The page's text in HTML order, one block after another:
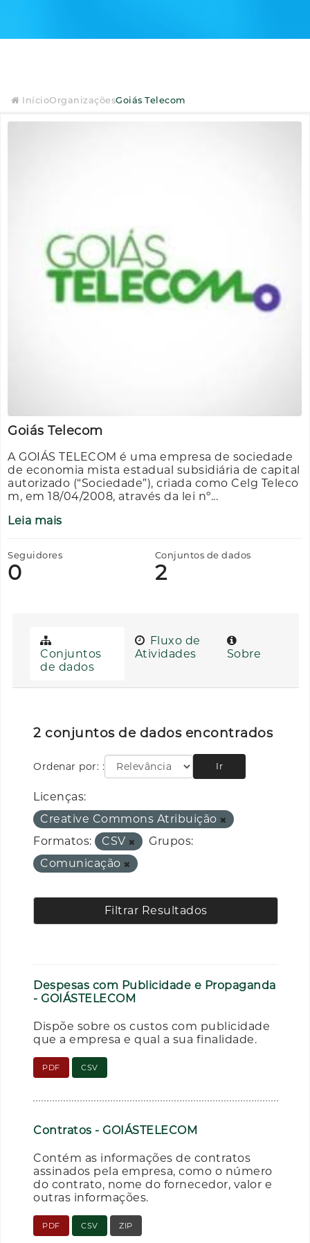
InícioOrganizaçõesGoiás Telecom
Goiás Telecom
A GOIÁS TELECOM é uma empresa de sociedade
de economia mista estadual subsidiária de capital
autorizado (“Sociedade”), criada como Celg Teleco
m, em 18/04/2008, através da lei nº...
Leia mais
Seguidores
0
Conjuntos de dados
2
Conjuntos
de dados
Fluxo de
Atividades
Sobre
2 conjuntos de dados encontrados
Ordenar por: Ir
Licenças:
Creative Commons Atribuição
Formatos:
CSV
Grupos:
Comunicação
Filtrar Resultados
Despesas com Publicidade e Propaganda
- GOIÁSTELECOM
Dispõe sobre os custos com publicidade
que a empresa e qual a sua finalidade.
PDF CSV
Contratos - GOIÁSTELECOM
Contém as informações de contratos
assinados pela empresa, como o número
do contrato, nome do fornecedor, valor e
outras informações.
PDF CSV ZIP